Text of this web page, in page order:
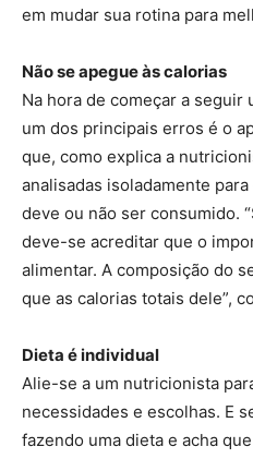
em mudar sua rotina para
Não se apegue às calorias
Na hora de começar a seguir
um dos principais erros é o
que, como explica a
analisadas isoladamente
deve ou não ser consumido.
deve-se acreditar que o
alimentar. A composição do
que as calorias totais dele”,
Dieta é individual
Alie-se a um nutricionista
necessidades e escolhas. E
fazendo uma dieta e acha